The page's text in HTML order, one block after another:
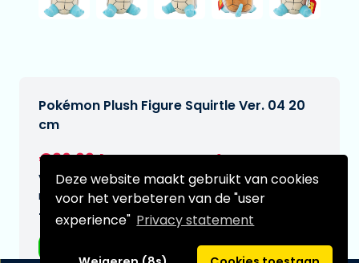
Deze website maakt gebruikt van cookies
voor het verbeteren van de "user
experience" Privacy statement
Pokémon Plush Figure Squirtle Ver. 04 20
cm
€26,99
Verwachtte leverdatum:
n.v.t.
Type: